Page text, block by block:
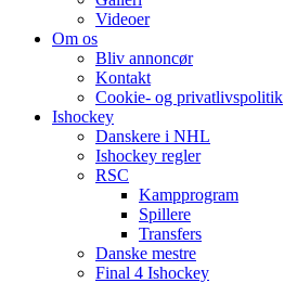
Videoer
Om os
Bliv annoncør
Kontakt
Cookie- og privatlivspolitik
Ishockey
Danskere i NHL
Ishockey regler
RSC
Kampprogram
Spillere
Transfers
Danske mestre
Final 4 Ishockey